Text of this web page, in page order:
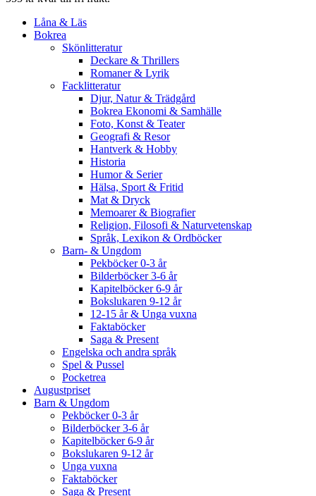
Låna & Läs
Bokrea
Skönlitteratur
Deckare & Thrillers
Romaner & Lyrik
Facklitteratur
Djur, Natur & Trädgård
Bokrea Ekonomi & Samhälle
Foto, Konst & Teater
Geografi & Resor
Hantverk & Hobby
Historia
Humor & Serier
Hälsa, Sport & Fritid
Mat & Dryck
Memoarer & Biografier
Religion, Filosofi & Naturvetenskap
Språk, Lexikon & Ordböcker
Barn- & Ungdom
Pekböcker 0-3 år
Bilderböcker 3-6 år
Kapitelböcker 6-9 år
Bokslukaren 9-12 år
12-15 år & Unga vuxna
Faktaböcker
Saga & Present
Engelska och andra språk
Spel & Pussel
Pocketrea
Augustpriset
Barn & Ungdom
Pekböcker 0-3 år
Bilderböcker 3-6 år
Kapitelböcker 6-9 år
Bokslukaren 9-12 år
Unga vuxna
Faktaböcker
Saga & Present